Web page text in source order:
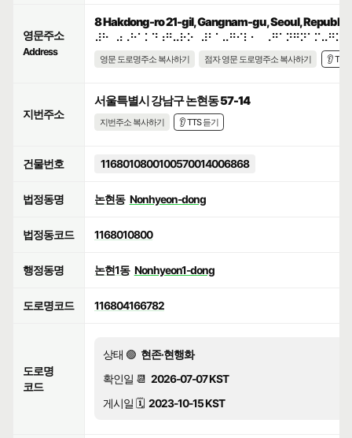
영문주소
Address
8 Hakdong-ro 21-gil, Gangnam-gu, Seoul, Republic
영문 도로명주소 복사하기 점자 영문 도로명주소 복사하기 👂 TTS
지번주소
서울특별시 강남구 논현동 57-14
지번주소 복사하기 👂 TTS 듣기
건물번호 1168010800100570014006868
법정동명 논현동 Nonhyeon-dong
법정동코드 1168010800
행정동명 논현1동 Nonhyeon1-dong
도로명코드 116804166782
도로명
코드
상태 🟢 현존·현행화
확인일 📆 2026-07-07 KST
게시일 🗓️ 2023-10-15 KST